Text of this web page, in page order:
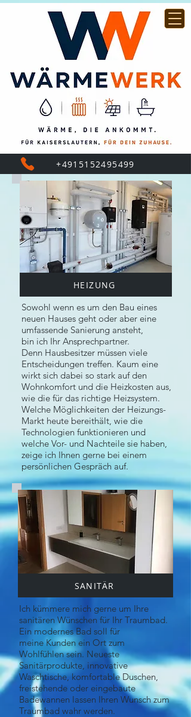
+4915152495499
HEIZUNG
Sowohl wenn es um den Bau eines
neuen Hauses geht oder aber eine
umfassende Sanierung ansteht,
bin ich Ihr Ansprechpartner.
Denn Hausbesitzer müssen viele
Entscheidungen treffen. Kaum eine
wirkt sich dabei so stark auf den
Wohnkomfort und die Heizkosten aus,
wie die für das richtige Heizsystem.
Welche Möglichkeiten der Heizungs-
Markt heute bereithält, wie die
Technologien funktionieren und
welche Vor- und Nachteile sie haben,
zeige ich Ihnen gerne bei einem
persönlichen Gespräch auf.
SANITÄR
Ich kümmere mich gerne um Ihre
sanitären Wünschen für Ihr Traumbad.
Ein modernes Bad soll für
meine Kunden ein Ort zum
Wohlfühlen sein. Neueste
Sanitärprodukte, innovative
Waschtische, komfortable Duschen,
freistehende oder eingebaute
Badewannen lassen Ihren Wunsch zum
Traumbad wahr werden.